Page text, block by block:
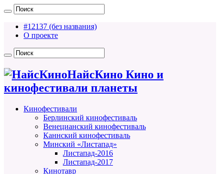
#12137 (без названия)
О проекте
НайсКино Кино и
кинофестивали планеты
Кинофестивали
Берлинский кинофестиваль
Венецианский кинофестиваль
Каннский кинофестиваль
Минский «Листапад»
Листапад-2016
Листапад-2017
Кинотавр